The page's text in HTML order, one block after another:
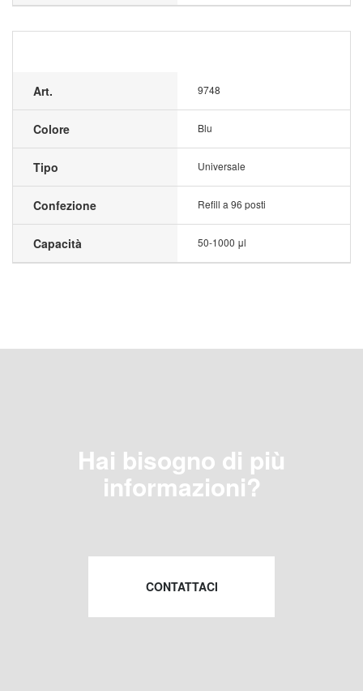
Art. 9748
Colore Blu
Tipo Universale
Confezione Refill a 96 posti
Capacità 50-1000 μl
Hai bisogno di più
informazioni?
CONTATTACI